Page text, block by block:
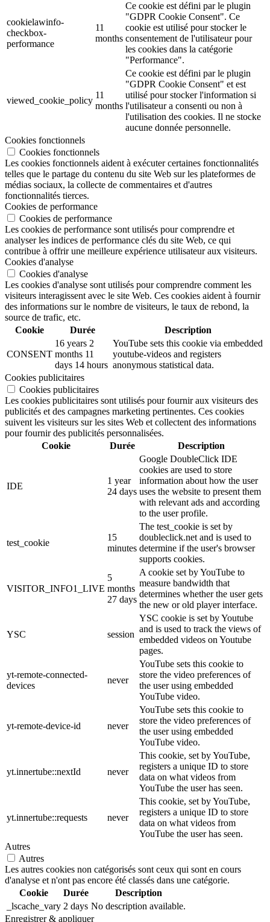
cookielawinfo-
checkbox-
performance
11
months
Ce cookie est défini par le plugin
"GDPR Cookie Consent". Ce
cookie est utilisé pour stocker le
consentement de l'utilisateur pour
les cookies dans la catégorie
"Performance".
viewed_cookie_policy
11
months
Ce cookie est défini par le plugin
"GDPR Cookie Consent" et est
utilisé pour stocker l'information si
l'utilisateur a consenti ou non à
l'utilisation des cookies. Il ne stocke
aucune donnée personnelle.
Cookies fonctionnels
Cookies fonctionnels
Les cookies fonctionnels aident à exécuter certaines fonctionnalités
telles que le partage du contenu du site Web sur les plateformes de
médias sociaux, la collecte de commentaires et d'autres
fonctionnalités tierces.
Cookies de performance
Cookies de performance
Les cookies de performance sont utilisés pour comprendre et
analyser les indices de performance clés du site Web, ce qui
contribue à offrir une meilleure expérience utilisateur aux visiteurs.
Cookies d'analyse
Cookies d'analyse
Les cookies d'analyse sont utilisés pour comprendre comment les
visiteurs interagissent avec le site Web. Ces cookies aident à fournir
des informations sur le nombre de visiteurs, le taux de rebond, la
source de trafic, etc.
Cookie
Durée Description
CONSENT
16 years 2
months 11
days 14 hours
YouTube sets this cookie via embedded
youtube-videos and registers
anonymous statistical data.
Cookies publicitaires
Cookies publicitaires
Les cookies publicitaires sont utilisés pour fournir aux visiteurs des
publicités et des campagnes marketing pertinentes. Ces cookies
suivent les visiteurs sur les sites Web et collectent des informations
pour fournir des publicités personnalisées.
Cookie
Durée Description
IDE
1 year
24 days
Google DoubleClick IDE
cookies are used to store
information about how the user
uses the website to present them
with relevant ads and according
to the user profile.
test_cookie
15
minutes
The test_cookie is set by
doubleclick.net and is used to
determine if the user's browser
supports cookies.
VISITOR_INFO1_LIVE
5
months
27 days
A cookie set by YouTube to
measure bandwidth that
determines whether the user gets
the new or old player interface.
YSC session
YSC cookie is set by Youtube
and is used to track the views of
embedded videos on Youtube
pages.
yt-remote-connected-
devices
never
YouTube sets this cookie to
store the video preferences of
the user using embedded
YouTube video.
yt-remote-device-id never
YouTube sets this cookie to
store the video preferences of
the user using embedded
YouTube video.
yt.innertube::nextId never
This cookie, set by YouTube,
registers a unique ID to store
data on what videos from
YouTube the user has seen.
yt.innertube::requests never
This cookie, set by YouTube,
registers a unique ID to store
data on what videos from
YouTube the user has seen.
Autres
Autres
Les autres cookies non catégorisés sont ceux qui sont en cours
d'analyse et n'ont pas encore été classés dans une catégorie.
Cookie
Durée
Description
_lscache_vary 2 days No description available.
Enregistrer & appliquer